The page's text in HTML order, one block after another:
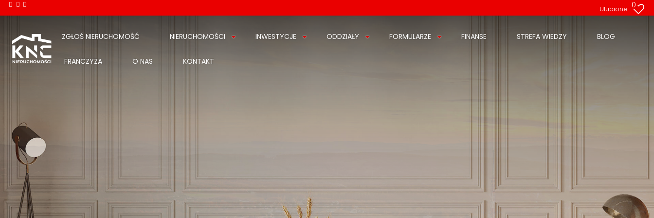
Ulubione 0
ZGŁOŚ NIERUCHOMOŚĆ NIERUCHOMOŚCI INWESTYCJE ODDZIAŁY FORMULARZE FINANSE STREFA WIEDZY BLOG
FRANCZYZA O NAS KONTAKT